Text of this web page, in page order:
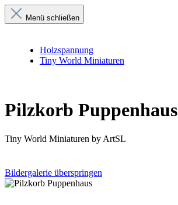
Menü schließen
Holzspannung
Tiny World Miniaturen
Pilzkorb Puppenhaus
Tiny World Miniaturen by ArtSL
Bildergalerie überspringen